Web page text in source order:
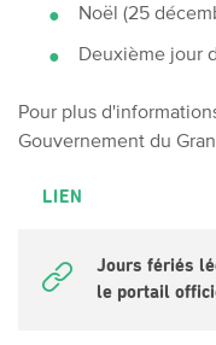
Noël (25
Deuxième jour
Pour plus
Gouvernement du
LIEN
Jours fériés
le portail